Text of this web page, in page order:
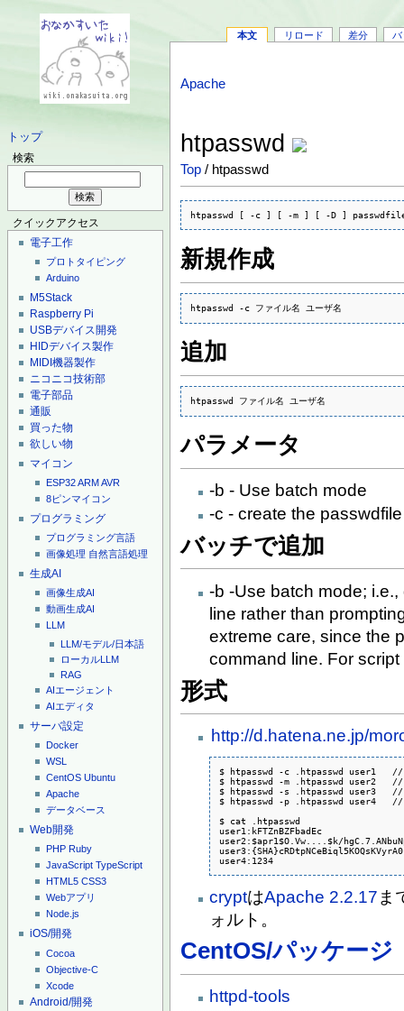
トップ
検索
クイックアクセス
電子工作
プロトタイピング
Arduino
M5Stack
Raspberry Pi
USBデバイス開発
HIDデバイス製作
MIDI機器製作
ニコニコ技術部
電子部品
通販
買った物
欲しい物
マイコン
ESP32ARMAVR
8ピンマイコン
プログラミング
プログラミング言語
画像処理 自然言語処理
生成AI
画像生成AI
動画生成AI
LLM
LLM/モデル/日本語
ローカルLLM
RAG
AIエージェント
AIエディタ
サーバ設定
Docker
WSL
CentOS Ubuntu
Apache
データベース
Web開発
PHP Ruby
JavaScript TypeScript
HTML5 CSS3
Webアプリ
Node.js
iOS/開発
Cocoa
Objective-C
Xcode
Android/開発
本文 リロード 差分 バ
Apache
htpasswd
Top / htpasswd
htpasswd [ -c ] [ -m ] [ -D ] passwdfile
新規作成
htpasswd -c ファイル名 ユーザ名
追加
htpasswd ファイル名 ユーザ名
パラメータ
-b - Use batch mode
-c - create the passwdfile
バッチで追加
-b -Use batch mode;
line rather than
extreme care, since the
command line. For
形式
http://d.hatena.ne.jp/
$ htpasswd -c .htpasswd user1	// default（CRYPT）
$ htpasswd -m .htpasswd user2	// MD5
$ htpasswd -s .htpasswd user3	// SHA
$ htpasswd -p .htpasswd user4	// no password
$ cat .htpasswd
user1:kFTZnBZFbadEc
user2:$apr1$O.Vw....$k/
user4:1234
cryptはApache 2.2.17 ま
ォルト。
CentOS/パッケージ
httpd-tools